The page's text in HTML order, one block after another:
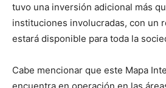
tuvo una inversión adicional más
instituciones involucradas, con un
estará disponible para toda la
Cabe mencionar que este Mapa
encuentra en operación en las